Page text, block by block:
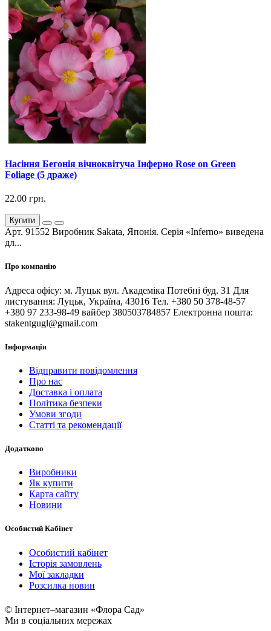
Насіння Бегонія вічноквітуча Інферно Rose on Green
Foliage (5 драже)
22.00 грн.
Купити
Арт. 91552 Виробник Sakata, Японія. Серія «Inferno» виведена
дл...
Про компанію
Адреса офісу: м. Луцьк вул. Академіка Потебні буд. 31 Для
листування: Луцьк, Україна, 43016 Тел. +380 50 378-48-57
+380 97 233-98-49 вайбер 380503784857 Електронна пошта:
stakentgugl@gmail.com
Інформація
Відправити повідомлення
Про нас
Доставка і оплата
Політика безпеки
Умови згоди
Статті та рекомендації
Додатково
Виробники
Як купити
Карта сайту
Новини
Особистий Кабінет
Особистий кабінет
Історія замовлень
Мої закладки
Розсилка новин
© Інтернет–магазин «Флора Сад»
Ми в соціальних мережах